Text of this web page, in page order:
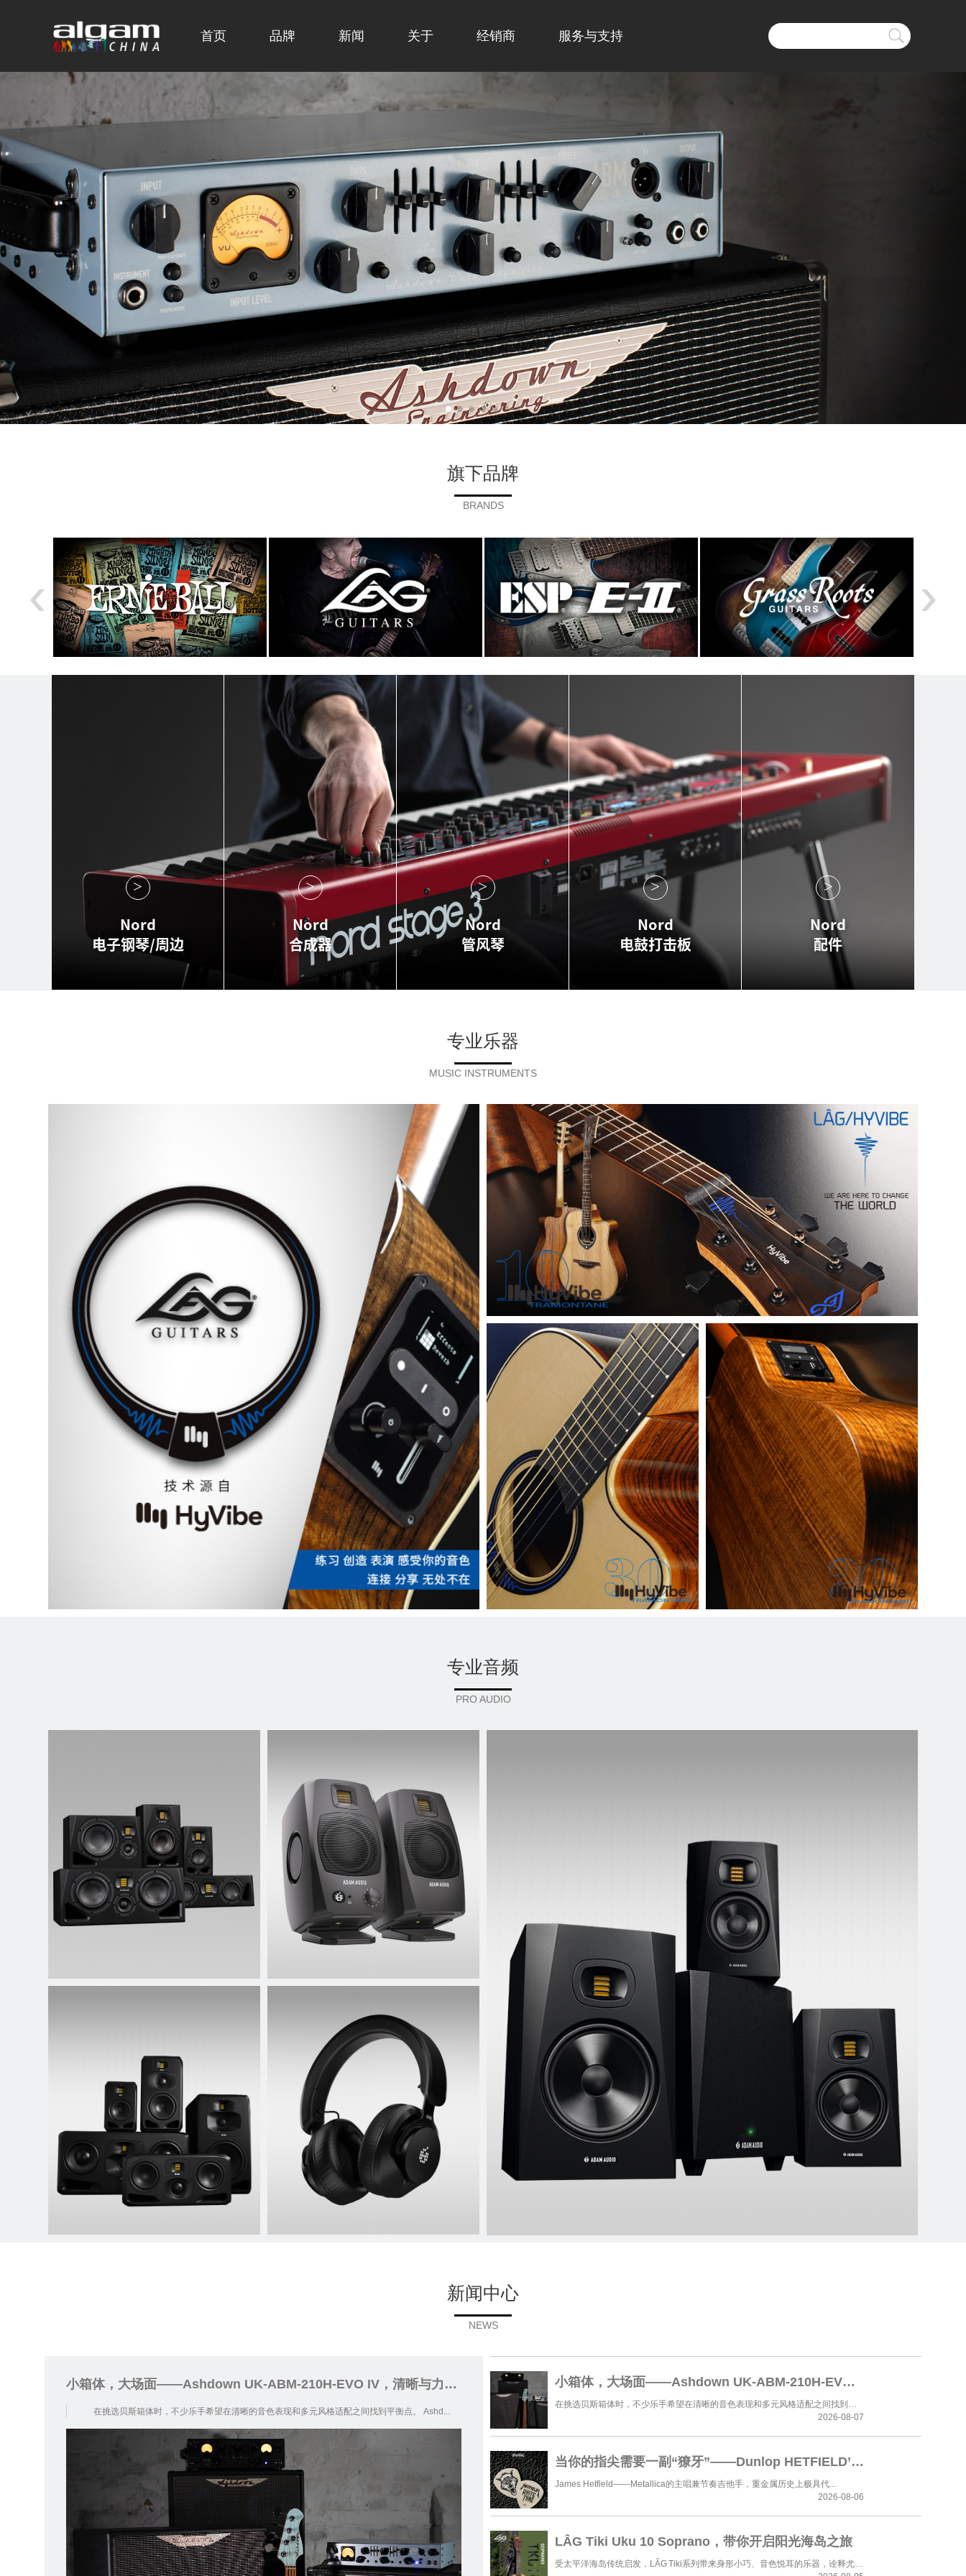
首页 品牌 新闻 关于 经销商 服务与支持
旗下品牌
BRANDS
Nord
电子钢琴/周边
Nord
合成器
Nord
管风琴
Nord
电鼓打击板
Nord
配件
专业乐器
MUSIC INSTRUMENTS
专业音频
PRO AUDIO
新闻中心
NEWS
小箱体，大场面——Ashdown UK-ABM-210H-EVO IV，清晰与力量的平衡之选
在挑选贝斯箱体时，不少乐手希望在清晰的音色表现和多元风格适配之间找到平衡点。 Ashd...
小箱体，大场面——Ashdown UK-ABM-210H-EVO IV，清晰与力量的平衡之选
2026-08-07
当你的指尖需要一副“獠牙”——Dunlop HETFIELD’S WHITE FANG ™ CUSTOM FLOW®拨片 24片装，三款厚度齐发
James Hetfield——Metallica的主唱兼节奏吉他手，重金属历史上极具代...
2026-08-06
LÂG Tiki Uku 10 Soprano，带你开启阳光海岛之旅